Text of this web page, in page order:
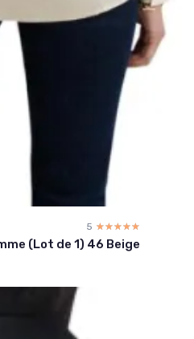
5 ☆☆☆☆☆
★★★★★
(Lot de 1) 46 Beige